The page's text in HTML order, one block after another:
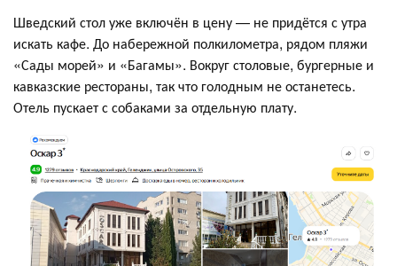
Шведский стол уже включён в цену — не придётся с утра
искать кафе. До набережной полкилометра, рядом пляжи
«Сады морей» и «Багамы». Вокруг столовые, бургерные и
кавказские рестораны, так что голодным не останетесь.
Отель пускает с собаками за отдельную плату.